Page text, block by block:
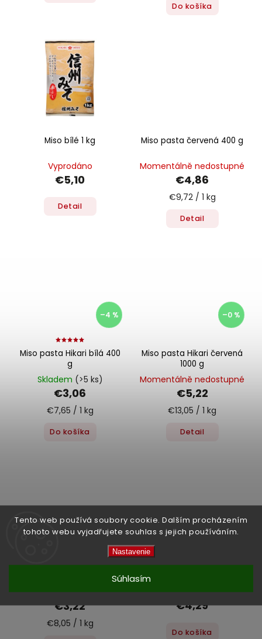
Tento web používá soubory cookie. Dalším procházením
tohoto webu vyjadřujete souhlas s jejich používáním.
Nastavenie
Súhlasím
Do košíka
Miso bílé 1 kg
Vyprodáno
€5,10
Detail
Miso pasta červená 400 g
Momentálně nedostupné
€4,86
€9,72 / 1 kg
Detail
–4 %
Miso pasta Hikari bílá 400
g
Skladem (>5 ks)
€3,06
€7,65 / 1 kg
Do košíka
–0 %
Miso pasta Hikari červená
1000 g
Momentálně nedostupné
€5,22
€13,05 / 1 kg
Detail
–7 %
Miso pasta Hikari červená
Skladem(>5 ks)
€3,22
€8,05 / 1 kg
–11 %
Silken firm Tofu 307 g
Skladem(3 ks)
€4,29
Do košíka